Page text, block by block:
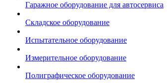
Гаражное оборудование для автосервиса
Складское оборудование
Испытательное оборудование
Измерительное оборудование
Полиграфическое оборудование